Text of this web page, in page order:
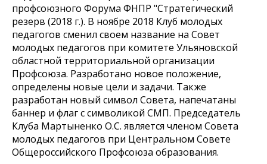
профсоюзного Форума ФНПР "Стратегический
резерв (2018 г.). В ноябре 2018 Клуб молодых
педагогов сменил своем название на Совет
молодых педагогов при комитете Ульяновской
областной территориальной организации
Профсоюза. Разработано новое положение,
определены новые цели и задачи. Также
разработан новый символ Совета, напечатаны
баннер и флаг с символикой СМП. Председатель
Клуба Мартыненко О.С. является членом Совета
молодых педагогов при Центральном Совете
Общероссийского Профсоюза образования.